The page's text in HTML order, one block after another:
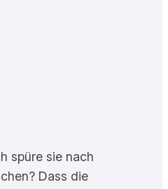
spüre sie nach
Dass die